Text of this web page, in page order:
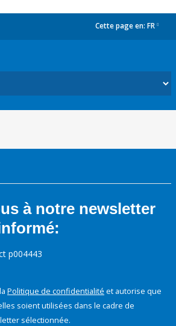
Cette page en: FR
à notre newsletter
p004443
Politique de confidentialité et autorise que
soient utilisées dans le cadre de
sélectionnée.